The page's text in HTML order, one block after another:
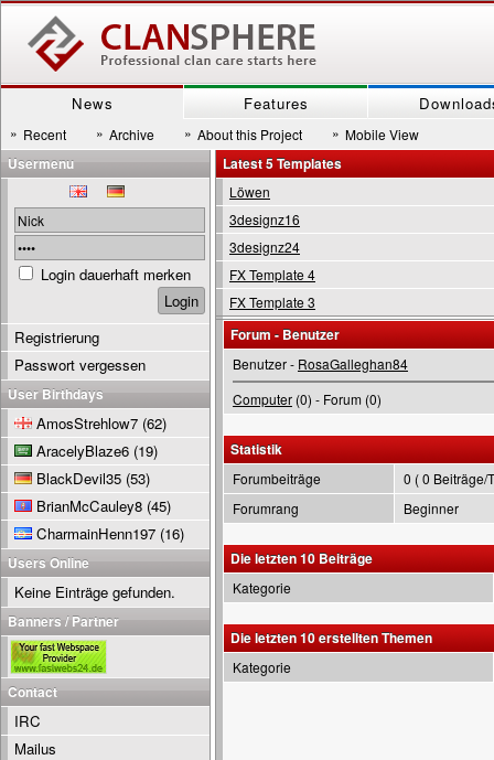
News Features
» Recent » Archive » About this Project » Mobile View
Latest 5 Templates
Löwen
3designz16
3designz24
FX Template 4
FX Template 3
Forum - Benutzer
Benutzer - RosaGalleghan84
Computer (0) - Forum (0)
Statistik
Forumbeiträge
0 ( 0 Beiträge/
Forumrang
Beginner
Die letzten 10 Beiträge
Kategorie
Die letzten 10 erstellten Themen
Kategorie
Usermenu
Login dauerhaft merken
Registrierung
Passwort vergessen
User Birthdays
AmosStrehlow7 (62)
AracelyBlaze6 (19)
BlackDevil35 (53)
BrianMcCauley8 (45)
CharmainHenn197 (16)
Users Online
Keine Einträge gefunden.
Banners / Partner
Contact
IRC
Mailus